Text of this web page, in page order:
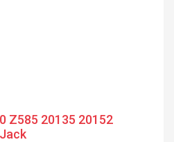
Z585 20135 20152